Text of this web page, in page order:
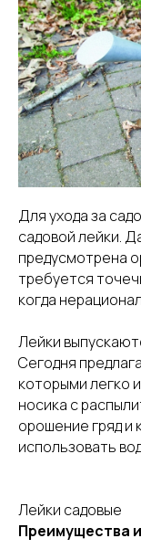
Для ухода за
садовой лейки.
предусмотрена
требуется
когда
Лейки
Сегодня
которыми легко
носика с
орошение гряд и
использовать
Лейки садовые
Преимущества